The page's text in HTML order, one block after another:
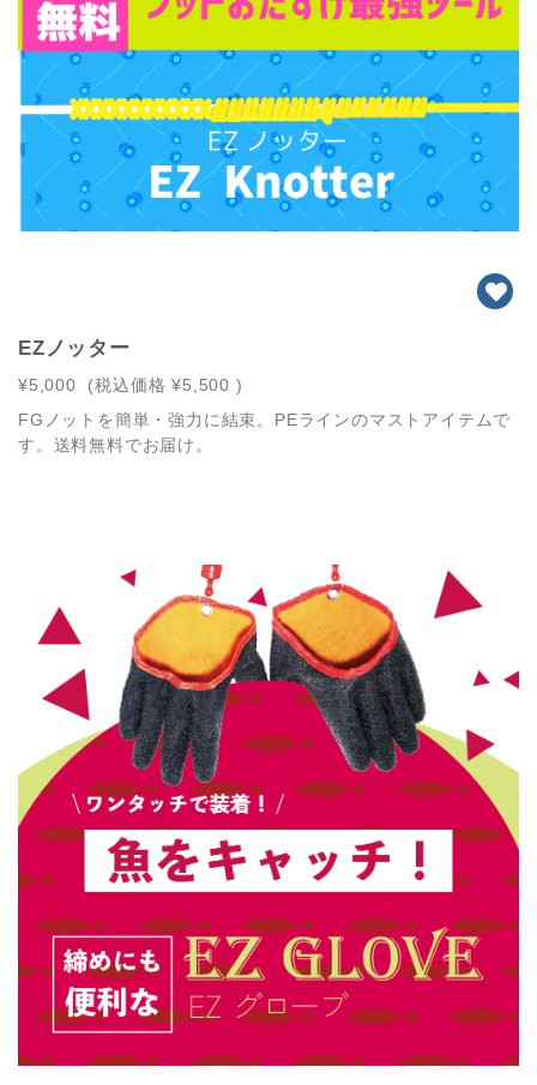
EZノッター
¥5,000 (税込価格 ¥5,500 )
FGノットを簡単・強力に結束。PEラインのマストアイテムで
す。送料無料でお届け。